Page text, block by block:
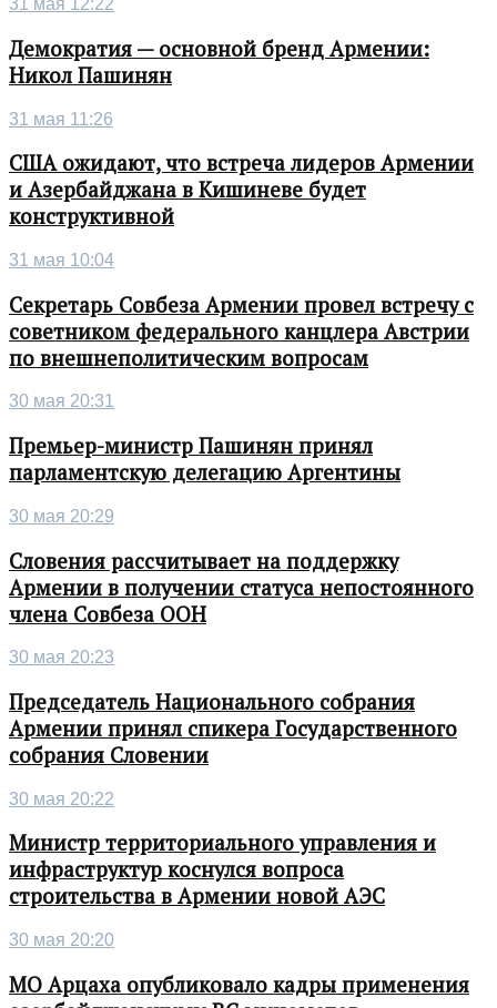
31 мая 12:22
Демократия — основной бренд Армении:
Никол Пашинян
31 мая 11:26
США ожидают, что встреча лидеров Армении
и Азербайджана в Кишиневе будет
конструктивной
31 мая 10:04
Секретарь Совбеза Армении провел встречу с
советником федерального канцлера Австрии
по внешнеполитическим вопросам
30 мая 20:31
Премьер-министр Пашинян принял
парламентскую делегацию Аргентины
30 мая 20:29
Словения рассчитывает на поддержку
Армении в получении статуса непостоянного
члена Совбеза ООН
30 мая 20:23
Председатель Национального собрания
Армении принял спикера Государственного
собрания Словении
30 мая 20:22
Министр территориального управления и
инфраструктур коснулся вопроса
строительства в Армении новой АЭС
30 мая 20:20
МО Арцаха опубликовало кадры применения